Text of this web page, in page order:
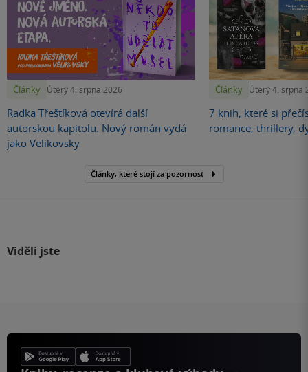
Články Úterý 4. srpna 2026
Radka Třeštíková otevírá další
autorskou kapitolu. Nový román vydá
jako Velikovsky
Články Úterý 4. srpna
7 knih, které si
romance, thrillery,
Články, které stojí za pozornost
Viděli jste